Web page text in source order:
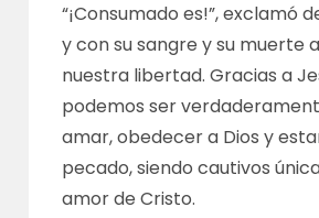
“¡Consumado es!”, exclamó
y con su sangre y su muerte
nuestra libertad. Gracias a
podemos ser
amar, obedecer a Dios y
pecado, siendo cautivos
amor de Cristo.